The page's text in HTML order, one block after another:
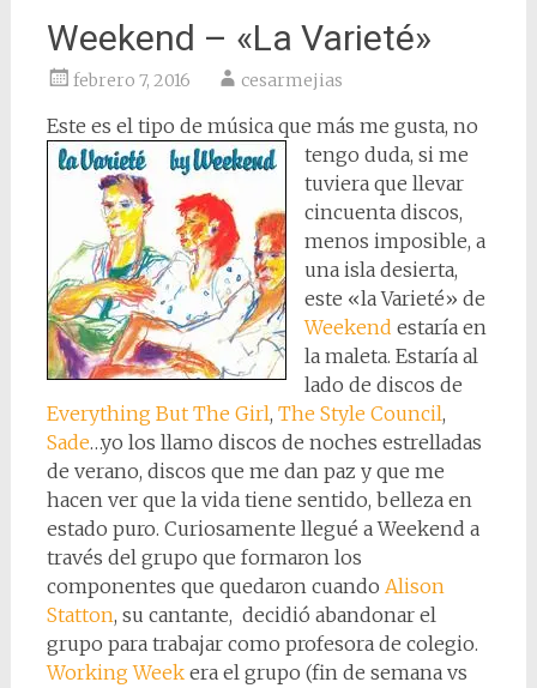
Weekend – «La Varieté»
febrero 7, 2016 cesarmejias
Este es el tipo de música que más me gusta, no
tengo duda, si me
tuviera que llevar
cincuenta discos,
menos imposible, a
una isla desierta,
este «la Varieté» de
Weekend estaría en
la maleta. Estaría al
lado de discos de
Everything But The Girl, The Style Council,
Sade…yo los llamo discos de noches estrelladas
de verano, discos que me dan paz y que me
hacen ver que la vida tiene sentido, belleza en
estado puro. Curiosamente llegué a Weekend a
través del grupo que formaron los
componentes que quedaron cuando Alison
Statton, su cantante, decidió abandonar el
grupo para trabajar como profesora de colegio.
Working Weekera el grupo (fin de semana vs